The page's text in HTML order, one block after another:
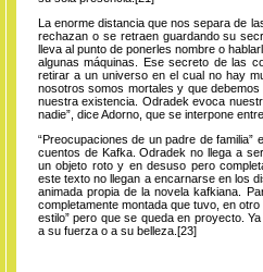
La enorme distancia que nos separa de
rechazan o se retraen guardando su
lleva al punto de ponerles nombre o
algunas máquinas. Ese secreto de las
retirar a un universo en el cual no hay
nosotros somos mortales y que
nuestra existencia. Odradek evoca
nadie”, dice Adorno, que se interpone
“Preocupaciones de un padre de
cuentos de Kafka. Odradek no llega a
un objeto roto y en desuso pero
este texto no llegan a encarnarse en los
animada propia de la novela kafkiana.
completamente montada que tuvo, en
estilo” pero que se queda en proyecto.
a su fuerza o a subelleza. [23]